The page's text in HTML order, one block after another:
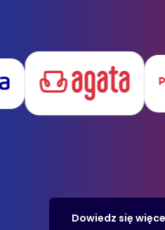
Dowiedz się